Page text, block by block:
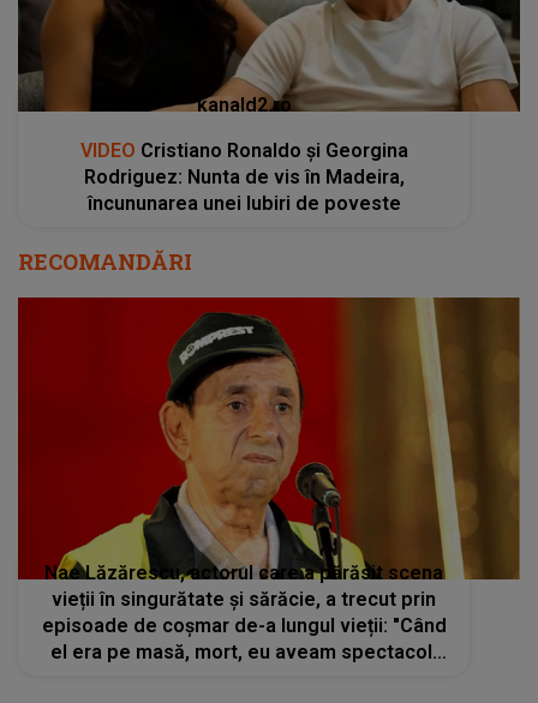
kanald2.ro
VIDEO Cristiano Ronaldo și Georgina
Rodriguez: Nunta de vis în Madeira,
încununarea unei Iubiri de poveste
RECOMANDĂRI
Nae Lăzărescu, actorul care a părăsit scena
vieții în singurătate și sărăcie, a trecut prin
episoade de coșmar de-a lungul vieții: "Când
el era pe masă, mort, eu aveam spectacol.